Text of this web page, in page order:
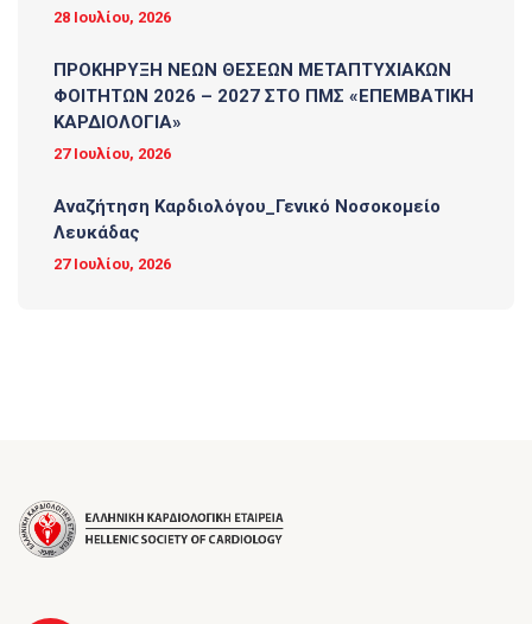
28 Ιουλίου, 2026
ΠΡΟΚΗΡΥΞΗ ΝΕΩΝ ΘΕΣΕΩΝ ΜΕΤΑΠΤΥΧΙΑΚΩΝ
ΦΟΙΤΗΤΩΝ 2026 – 2027 ΣΤΟ ΠΜΣ «ΕΠΕΜΒΑΤΙΚΗ
ΚΑΡΔΙΟΛΟΓΙΑ»
27 Ιουλίου, 2026
Αναζήτηση Καρδιολόγου_Γενικό Νοσοκομείο
Λευκάδας
27 Ιουλίου, 2026